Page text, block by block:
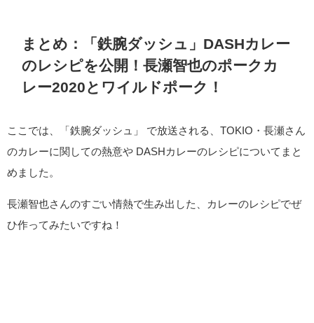
まとめ：「鉄腕ダッシュ」DASHカレー
のレシピを公開！長瀬智也のポークカ
レー2020とワイルドポーク！
ここでは、「鉄腕ダッシュ」 で放送される、TOKIO・長瀬さん
のカレーに関しての熱意や DASHカレーのレシピについてまと
めました。
長瀬智也さんのすごい情熱で生み出した、カレーのレシピでぜ
ひ作ってみたいですね！